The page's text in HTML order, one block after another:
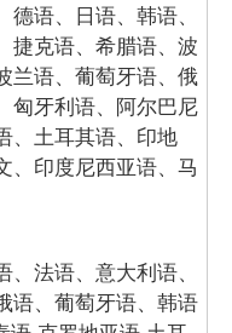
语、日语、韩语、
捷克语、希腊语、波
兰语、葡萄牙语、俄
匈牙利语、阿尔巴尼
、土耳其语、印地
、印度尼西亚语、马
法语、意大利语、
语、葡萄牙语、韩语